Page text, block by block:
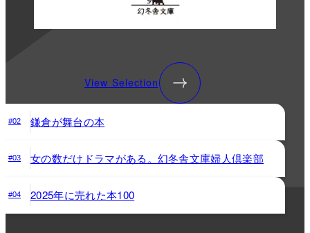
View Selection
#02 鎌倉が舞台の本
#03 女の数だけドラマがある。幻冬舎文庫婦人倶楽部
#04 2025年に売れた本100